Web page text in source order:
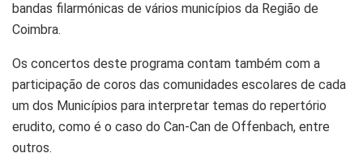
bandas filarmónicas de vários municípios da Região de
Coimbra.
Os concertos deste programa contam também com a
participação de coros das comunidades escolares de cada
um dos Municípios para interpretar temas do repertório
erudito, como é o caso do Can-Can de Offenbach, entre
outros.